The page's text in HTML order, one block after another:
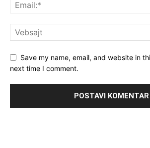
Save my name, email, and website in
next time I comment.